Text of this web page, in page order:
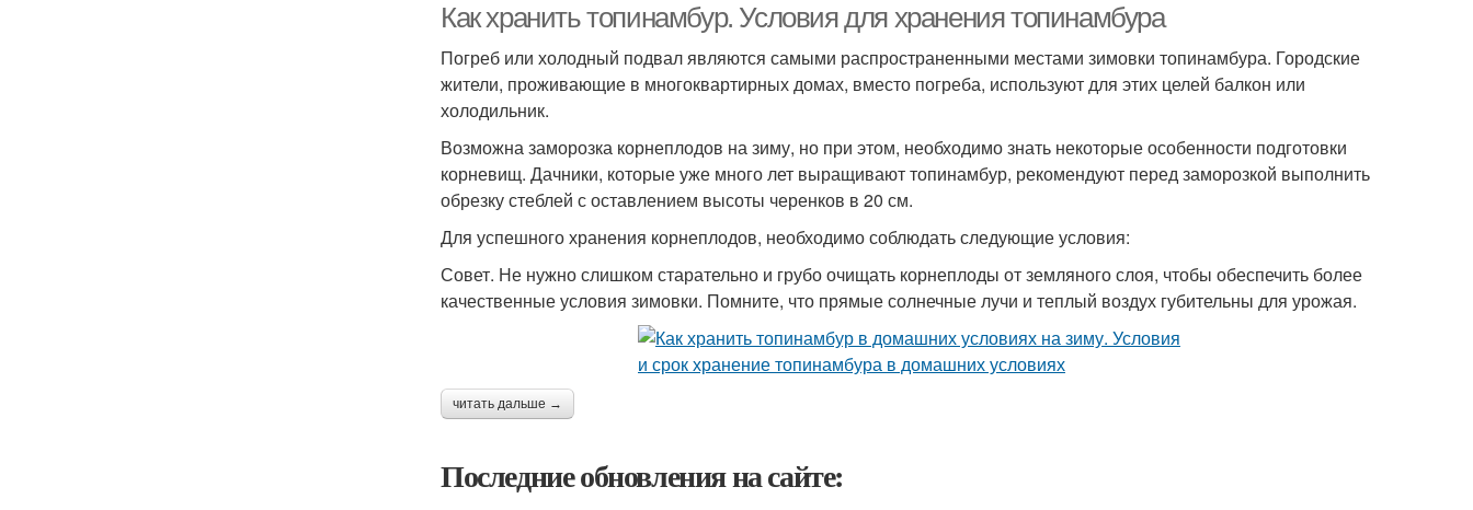
Как хранить топинамбур. Условия для хранения топинамбура
Погреб или холодный подвал являются самыми распространенными местами зимовки топинамбура. Городские
жители, проживающие в многоквартирных домах, вместо погреба, используют для этих целей балкон или
холодильник.
Возможна заморозка корнеплодов на зиму, но при этом, необходимо знать некоторые особенности подготовки
корневищ. Дачники, которые уже много лет выращивают топинамбур, рекомендуют перед заморозкой выполнить
обрезку стеблей с оставлением высоты черенков в 20 см.
Для успешного хранения корнеплодов, необходимо соблюдать следующие условия:
Совет. Не нужно слишком старательно и грубо очищать корнеплоды от земляного слоя, чтобы обеспечить более
качественные условия зимовки. Помните, что прямые солнечные лучи и теплый воздух губительны для урожая.
читать дальше →
Последние обновления на сайте: